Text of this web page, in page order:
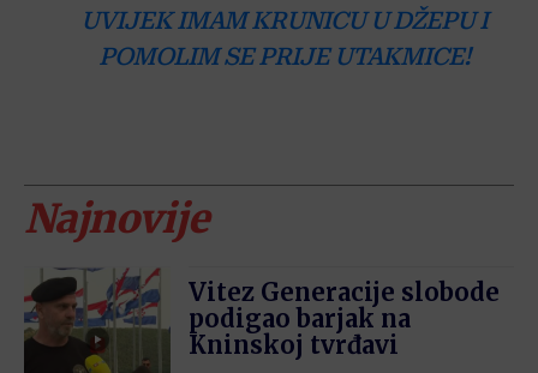
UVIJEK IMAM KRUNICU U DŽEPU I
POMOLIM SE PRIJE UTAKMICE!
Najnovije
Vitez Generacije slobode
podigao barjak na
Kninskoj tvrđavi